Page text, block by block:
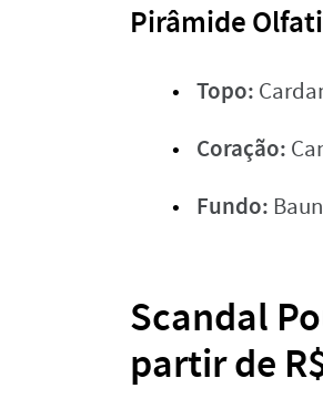
Pirâmide
Topo:
Coração:
Fundo:
Scandal
partir de